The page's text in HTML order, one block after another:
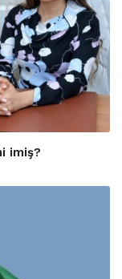
imiş?